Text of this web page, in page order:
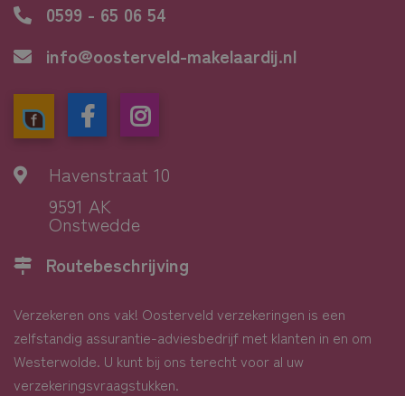
0599 - 65 06 54
info@oosterveld-makelaardij.nl
Havenstraat 10
9591 AK
Onstwedde
Routebeschrijving
Verzekeren ons vak! Oosterveld verzekeringen is een
zelfstandig assurantie-adviesbedrijf met klanten in en om
Westerwolde. U kunt bij ons terecht voor al uw
verzekeringsvraagstukken.